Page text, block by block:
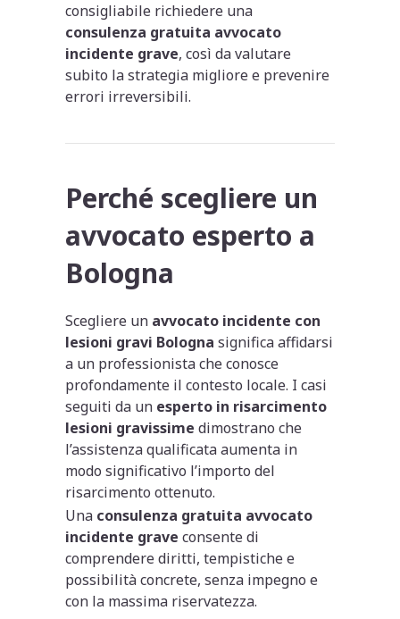
consigliabile richiedere una
consulenza gratuita avvocato
incidente grave, così da valutare
subito la strategia migliore e prevenire
errori irreversibili.
Perché scegliere un
avvocato esperto a
Bologna
Scegliere un avvocato incidente con
lesioni gravi Bologna significa affidarsi
a un professionista che conosce
profondamente il contesto locale. I casi
seguiti da un esperto in risarcimento
lesioni gravissime dimostrano che
l’assistenza qualificata aumenta in
modo significativo l’importo del
risarcimento ottenuto.
Una consulenza gratuita avvocato
incidente grave consente di
comprendere diritti, tempistiche e
possibilità concrete, senza impegno e
con la massima riservatezza.